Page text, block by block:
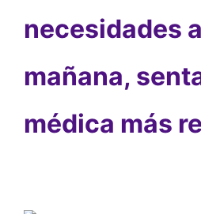
necesidades
mañana,
médica más